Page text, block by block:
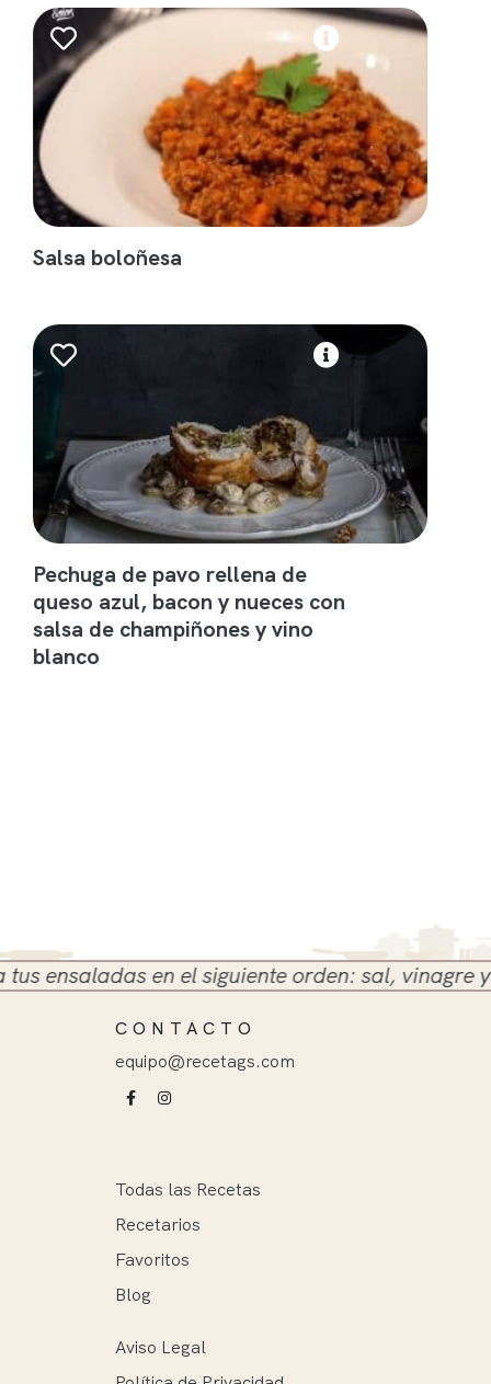
Salsa boloñesa
Pechuga de pavo rellena de
queso azul, bacon y nueces con
salsa de champiñones y vino
blanco
en el siguiente orden: sal, vinagre y
CONTACTO
equipo@recetags.com
Todas las Recetas
Recetarios
Favoritos
Blog
Aviso Legal